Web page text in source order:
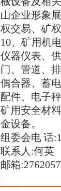
山企业形象
权交易、矿
10、矿用机
仪器仪表、
门、管道、
偶合器、蓄
配件、电子
矿用安全材
金设备。
组委会电 话
联系人:何英
邮箱